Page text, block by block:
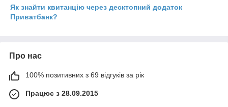
Як знайти квитанцію через десктопний додаток
Приватбанк?
Про нас
100% позитивних з 69 відгуків за рік
Працює з 28.09.2015